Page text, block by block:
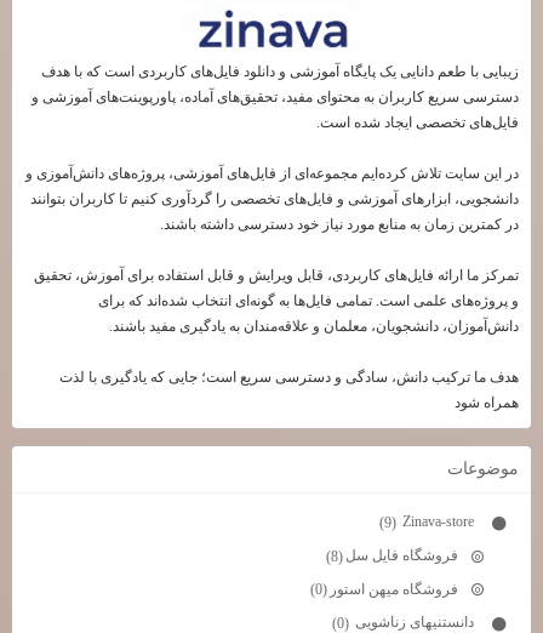
زیبایی با طعم دانایی یک پایگاه آموزشی و دانلود فایل‌های کاربردی است که با هدف
دسترسی سریع کاربران به محتوای مفید، تحقیق‌های آماده، پاورپوینت‌های آموزشی و
فایل‌های تخصصی ایجاد شده است.
در این سایت تلاش کرده‌ایم مجموعه‌ای از فایل‌های آموزشی، پروژه‌های دانش‌آموزی و
دانشجویی، ابزارهای آموزشی و فایل‌های تخصصی را گردآوری کنیم تا کاربران بتوانند
در کمترین زمان به منابع مورد نیاز خود دسترسی داشته باشند.
تمرکز ما ارائه فایل‌های کاربردی، قابل ویرایش و قابل استفاده برای آموزش، تحقیق
و پروژه‌های علمی است. تمامی فایل‌ها به گونه‌ای انتخاب شده‌اند که برای
دانش‌آموزان، دانشجویان، معلمان و علاقه‌مندان به یادگیری مفید باشند.
هدف ما ترکیب دانش، سادگی و دسترسی سریع است؛ جایی که یادگیری با لذت
همراه شود
موضوعات
(9)
فروشگاه فایل سل (8)
فروشگاه میهن استور (0)
دانستنیهای زناشویی (0)